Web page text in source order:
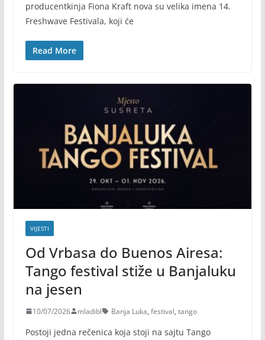
producentkinja Fiona Kraft nova su velika imena 14.
Freshwave Festivala, koji će
Read More
VIJESTI
Od Vrbasa do Buenos Airesa:
Tango festival stiže u Banjaluku
na jesen
10/07/2026 mladibl Banja Luka, festival, tango
Postoji jedna rečenica koja stoji na sajtu Tango